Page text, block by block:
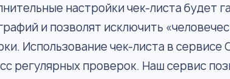
настройки чек-листа будет
и позволят исключить
Использование чек-листа в сервисе
регулярных проверок. Наш сервис